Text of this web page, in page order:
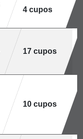
4 cupos
17 cupos
10 cupos